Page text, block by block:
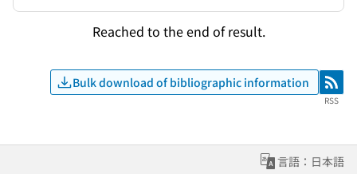
Reached to the end of result.
Bulk download of bibliographic information RSS
RSS
言語：日本語